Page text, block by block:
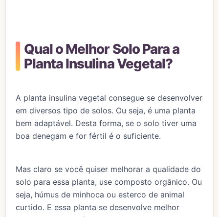
Qual o Melhor Solo Para a
Planta Insulina Vegetal?
A planta insulina vegetal consegue se desenvolver
em diversos tipo de solos. Ou seja, é uma planta
bem adaptável. Desta forma, se o solo tiver uma
boa denegam e for fértil é o suficiente.
Mas claro se você quiser melhorar a qualidade do
solo para essa planta, use composto orgânico. Ou
seja, húmus de minhoca ou esterco de animal
curtido. E essa planta se desenvolve melhor